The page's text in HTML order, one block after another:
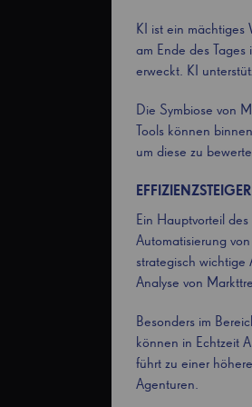
KI ist ein mächtiges
am Ende des
erweckt. KI
Die Symbiose von
Tools können
um diese zu
Ein Hauptvorteil
Automatisierung
strategisch wichtige
Analyse von
Besonders im
können in Echtzeit
führt zu einer
Agenturen.